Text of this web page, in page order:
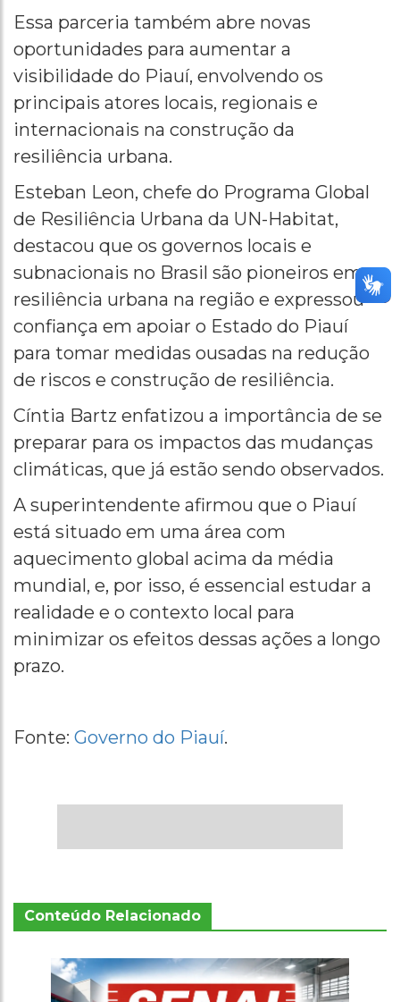
Essa parceria também abre novas
oportunidades para aumentar a
visibilidade do Piauí, envolvendo os
principais atores locais, regionais e
internacionais na construção da
resiliência urbana.
Esteban Leon, chefe do Programa Global
de Resiliência Urbana da UN-Habitat,
destacou que os governos locais e
subnacionais no Brasil são pioneiros em
resiliência urbana na região e expressou
confiança em apoiar o Estado do Piauí
para tomar medidas ousadas na redução
de riscos e construção de resiliência.
Cíntia Bartz enfatizou a importância de se
preparar para os impactos das mudanças
climáticas, que já estão sendo observados.
A superintendente afirmou que o Piauí
está situado em uma área com
aquecimento global acima da média
mundial, e, por isso, é essencial estudar a
realidade e o contexto local para
minimizar os efeitos dessas ações a longo
prazo.
Fonte: Governo do Piauí.
Conteúdo Relacionado